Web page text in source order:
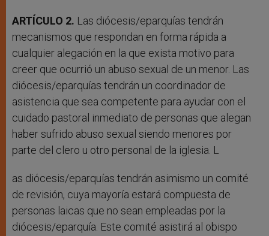
ARTÍCULO 2. Las diócesis/eparquías tendrán
mecanismos que respondan en forma rápida a
cualquier alegación en la que exista motivo para
creer que ocurrió un abuso sexual de un menor. Las
diócesis/eparquías tendrán un coordinador de
asistencia que sea competente para ayudar con el
cuidado pastoral inmediato de personas que alegan
haber sufrido abuso sexual siendo menores por
parte del clero u otro personal de la iglesia. L
as diócesis/eparquías tendrán asimismo un comité
de revisión, cuya mayoría estará compuesta de
personas laicas que no sean empleadas por la
diócesis/eparquía. Este comité asistirá al obispo